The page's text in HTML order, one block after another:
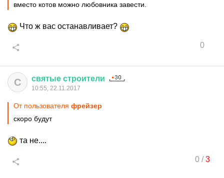
вместо котов можно любовника завести.
Что ж вас останавливает?
0
С святые строители
10:55, 22.11.2017
От пользователя фрейзер
скоро будут
та не....
0/3